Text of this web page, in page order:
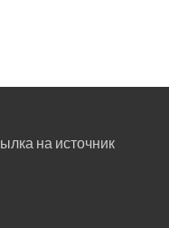
на источник